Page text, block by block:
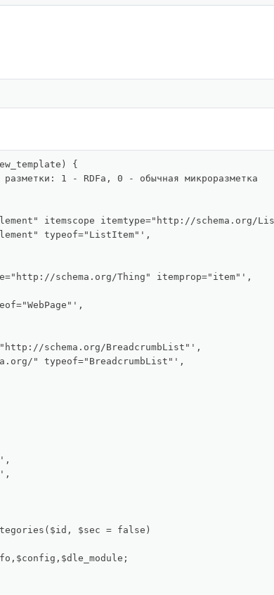
{
1 - RDFa, 0 - обычная микроразметка
itemscope itemtype="http://schema.org/
typeof="ListItem"',
schema.org/Thing" itemprop="item"',
schema.org/BreadcrumbList"',
" typeof="BreadcrumbList"',
$sec = false)